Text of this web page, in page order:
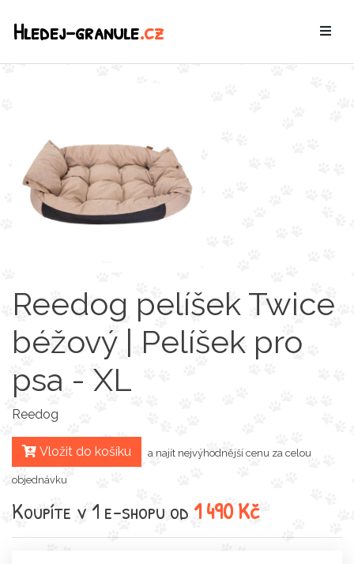
Hledej-granule.cz
Reedog pelíšek Twice
béžový | Pelíšek pro
psa - XL
Reedog
Vložit do košíku a najít nejvýhodnější cenu za celou
objednávku
Koupíte v 1 e-shopu od 1 490 Kč